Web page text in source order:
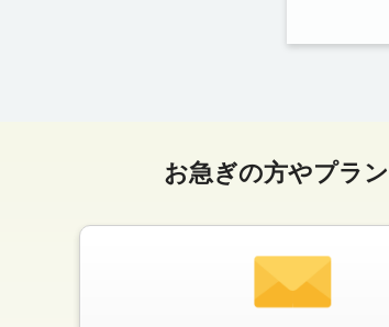
お急ぎの方やプラ